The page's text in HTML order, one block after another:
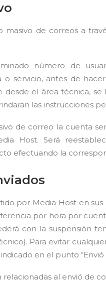
masivo de correos a
número de
o servicio, antes de
desde el área técnica,
las instrucciones
de correo la cuenta
Host. Será
efectuando la
por Media Host en
por hora por
con la suspensión
Para evitar
en el punto “Envió
al envió de